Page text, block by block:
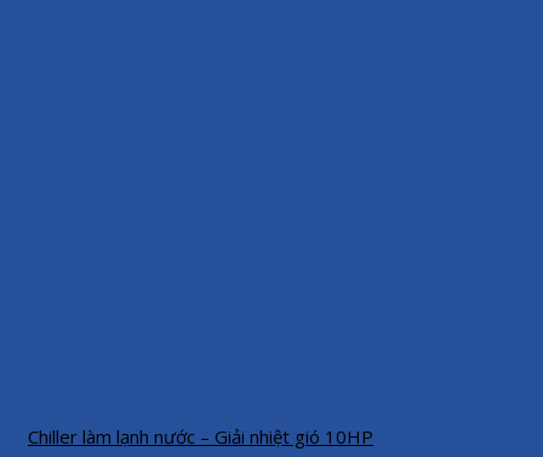
Chiller làm lạnh nước – Giải nhiệt gió 10HP